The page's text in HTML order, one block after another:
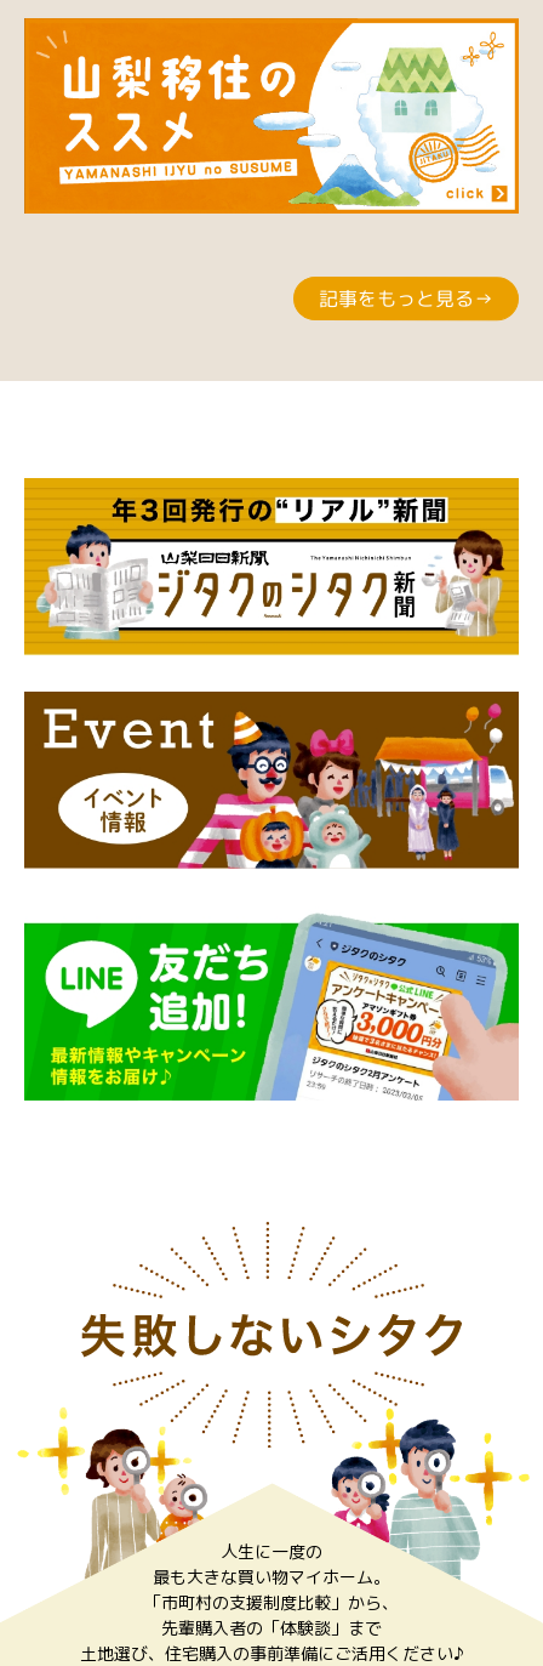
記事をもっと見る→
人生に一度の
最も大きな買い物マイホーム。
「市町村の支援制度比較」から、
先輩購入者の「体験談」まで
土地選び、住宅購入の事前準備にご活用ください♪